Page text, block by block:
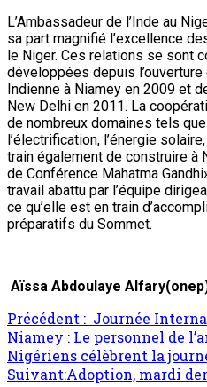
L’Ambassadeur de l’Inde au
sa part magnifié l’excellence
le Niger. Ces relations se sont
développées depuis
Indienne à Niamey en 2009 et
New Delhi en 2011. La
de nombreux domaines tels
l’électrification, l’énergie
train également de construire à
de Conférence Mahatma
travail abattu par l’équipe
ce qu’elle est en train
préparatifs du Sommet.
Aïssa Abdoulaye
Précédent : Journée
Niamey : Le personnel de
Nigériens célèbrent la
Suivant:Adoption, mardi